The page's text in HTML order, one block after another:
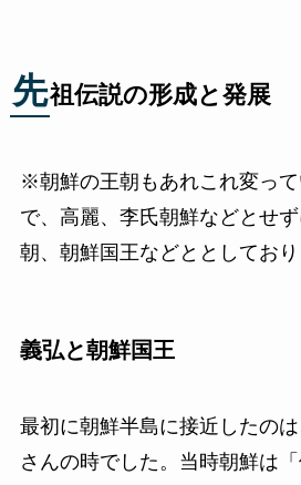
先祖伝説の形成と発展
※朝鮮の王朝もあれこれ変っ
で、高麗、李氏朝鮮などとせ
朝、朝鮮国王などととしており
義弘と朝鮮国王
最初に朝鮮半島に接近したの
さんの時でした。当時朝鮮は